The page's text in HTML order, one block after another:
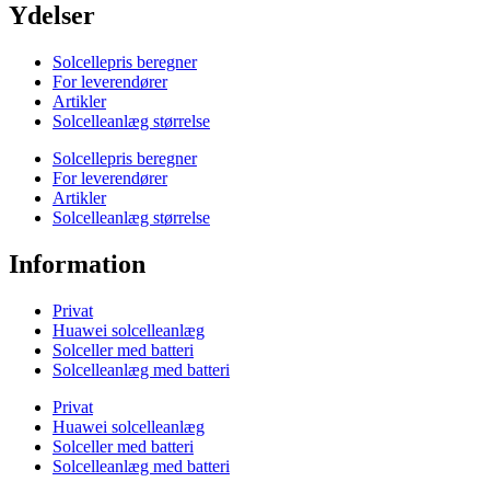
Ydelser
Solcellepris beregner
For leverendører
Artikler
Solcelleanlæg størrelse
Solcellepris beregner
For leverendører
Artikler
Solcelleanlæg størrelse
Information
Privat
Huawei solcelleanlæg
Solceller med batteri
Solcelleanlæg med batteri
Privat
Huawei solcelleanlæg
Solceller med batteri
Solcelleanlæg med batteri